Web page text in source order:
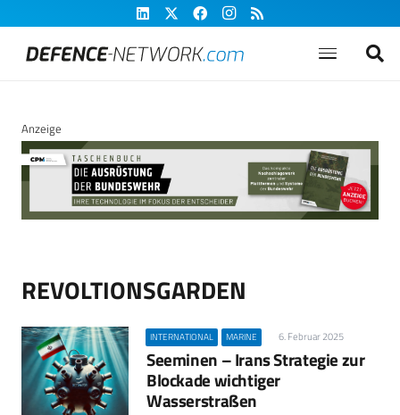
Anzeige
REVOLTIONSGARDEN
INTERNATIONAL MARINE 6. Februar 2025
Seeminen – Irans Strategie zur
Blockade wichtiger
Wasserstraßen